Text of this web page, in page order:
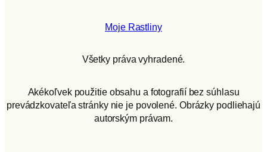
Moje Rastliny
Všetky práva vyhradené.
Akékoľvek použitie obsahu a fotografií bez súhlasu
prevádzkovateľa stránky nie je povolené. Obrázky podliehajú
autorským právam.